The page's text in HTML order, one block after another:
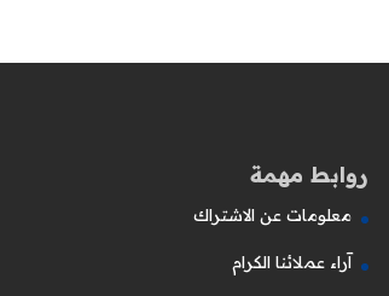
روابط مهمة
معلومات عن الاشتراك
آراء عملائنا الكرام